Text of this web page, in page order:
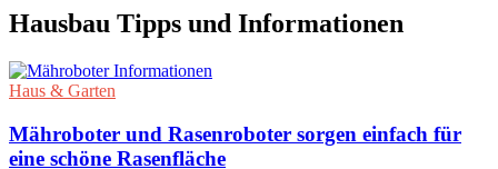
Hausbau Tipps und Informationen
Haus & Garten
Mähroboter und Rasenroboter sorgen einfach für
eine schöne Rasenfläche